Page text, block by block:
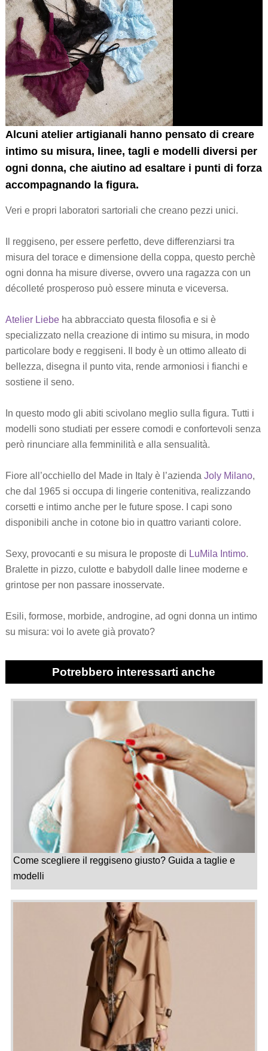
Alcuni atelier artigianali hanno pensato di creare
intimo su misura, linee, tagli e modelli diversi per
ogni donna, che aiutino ad esaltare i punti di forza
accompagnando la figura.
Veri e propri laboratori sartoriali che creano pezzi unici.
Il reggiseno, per essere perfetto, deve differenziarsi tra
misura del torace e dimensione della coppa, questo perchè
ogni donna ha misure diverse, ovvero una ragazza con un
décolleté prosperoso può essere minuta e viceversa.
Atelier Liebeha abbracciato questa filosofia e si è
specializzato nella creazione di intimo su misura, in modo
particolare body e reggiseni. Il body è un ottimo alleato di
bellezza, disegna il punto vita, rende armoniosi i fianchi e
sostiene il seno.
In questo modo gli abiti scivolano meglio sulla figura. Tutti i
modelli sono studiati per essere comodi e confortevoli senza
però rinunciare alla femminilità e alla sensualità.
Fiore all’occhiello del Made in Italy è l’azienda Joly Milano,
che dal 1965 si occupa di lingerie contenitiva, realizzando
corsetti e intimo anche per le future spose. I capi sono
disponibili anche in cotone bio in quattro varianti colore.
Sexy, provocanti e su misura le proposte di LuMila Intimo.
Bralette in pizzo, culotte e babydoll dalle linee moderne e
grintose per non passare inosservate.
Esili, formose, morbide, androgine, ad ogni donna un intimo
su misura: voi lo avete già provato?
Potrebbero interessarti anche
Come scegliere il reggiseno giusto? Guida a taglie e
modelli